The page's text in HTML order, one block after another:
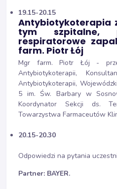
19.15-20.15
Antybiotykoterapia
tym szpitalne,
respiratorowe
farm. Piotr Łój
Mgr farm. Piotr Łój -
Antybiotykoterapii,
Antybiotykoterapii,
5 im. Św. Barbary w
Koordynator Sekcji ds.
Towarzystwa Farmaceutów
20.15-20.30
Odpowiedzi na pytania
Partner: BAYER.